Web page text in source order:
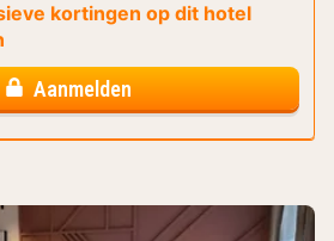
kortingen op dit hotel
Aanmelden